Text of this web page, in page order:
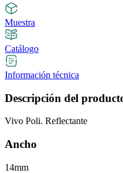
Muestra
Catálogo
Información técnica
Descripción del
Vivo Poli. Reflectante
Ancho
14mm